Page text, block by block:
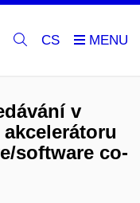
CS
v
software co-